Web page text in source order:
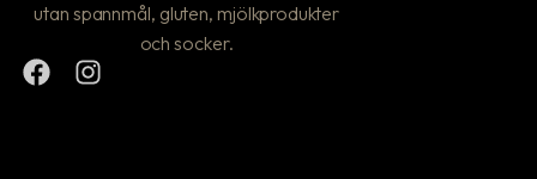
utan spannmål, gluten, mjölkprodukter
och socker.